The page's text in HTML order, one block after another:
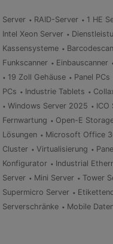
Server RAID-Server 1 HE
Intel Xeon Server
Kassensysteme
Funkscanner
Einbauscanner
19 Zoll Gehäuse
Panel PCs
PCs
Industrie Tablets
Windows Server 2025
ICO
Fernwartung
Open-E
Lösungen
Microsoft Office
Cluster
Virtualisierung
Konfigurator
Industrial
Server
Mini Server Tower
Supermicro Server
Serverschränke
Mobile